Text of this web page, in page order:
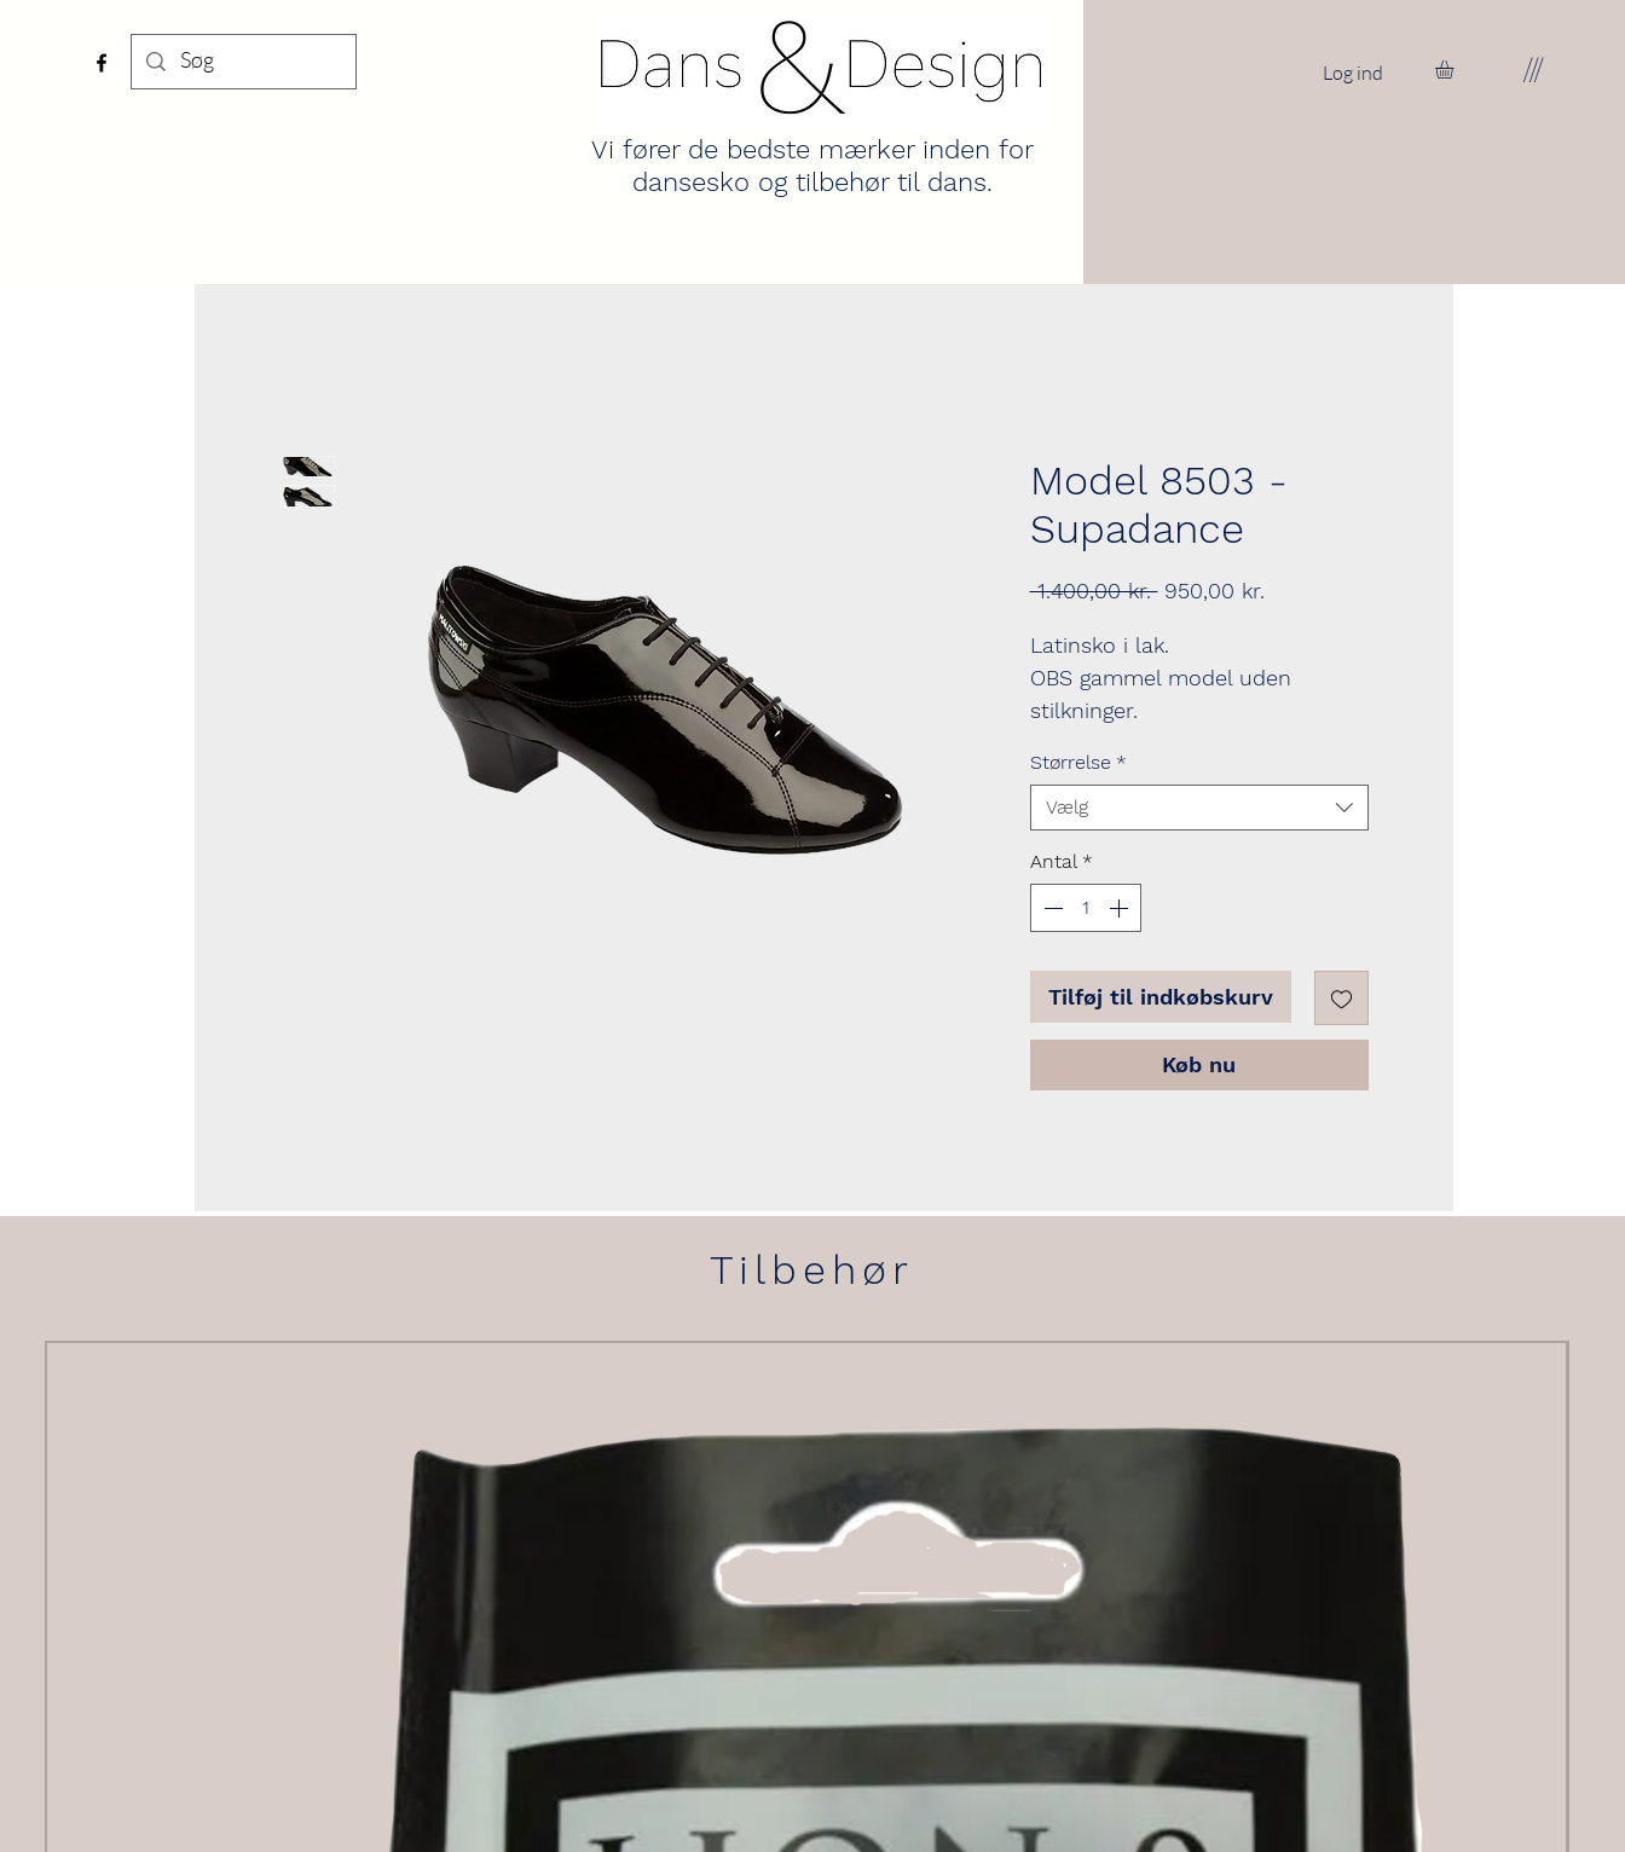
Vi fører de bedste mærker inden for
dansesko og tilbehør til dans.
Log ind ///
Model 8503 -
Supadance
1.400,00 kr. Regulær
950,00 kr.
Latinsko i lak.
OBS gammel model uden
stilkninger.
Størrelse *
Vælg
Antal *
Tilføj til indkøbskurv
Køb nu
Tilbehør